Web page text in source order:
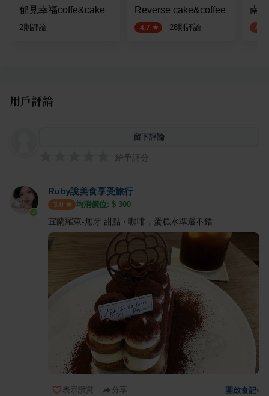
郁見幸福coffe&cake
2則評論
Reverse cake&coffee
4.7 · 28則評論
南
4.0
用戶評論
留下評論
給予評分
Ruby說美食享受旅行
3.0 均消價位: $ 300
宜蘭羅東-無牙 甜點 · 咖啡，蛋糕水準還不錯
表示讚賞 分享 開啟食記›